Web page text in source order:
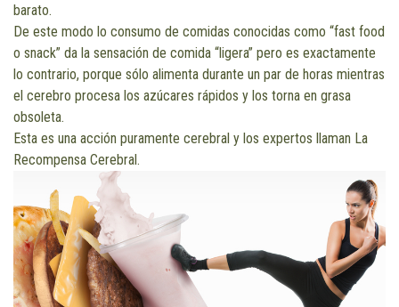
barato.
De este modo lo consumo de comidas conocidas como “fast food
o snack” da la sensación de comida “ligera” pero es exactamente
lo contrario, porque sólo alimenta durante un par de horas mientras
el cerebro procesa los azúcares rápidos y los torna en grasa
obsoleta.
Esta es una acción puramente cerebral y los expertos llaman La
Recompensa Cerebral.